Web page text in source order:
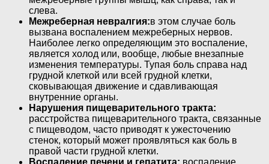
слева.
Межреберная невралгия:в этом случае боль
вызвана воспалением межреберных нервов.
Наиболее легко определяющим это воспаление,
является холод или, вообще, любые внезапные
изменения температуры. Тупая боль справа над
грудной клеткой или всей грудной клетки,
сковывающая движение и сдавливающая
внутренние органы.
Нарушения пищеварительного тракта:
расстройства пищеварительного тракта, связанные
с пищеводом, часто приводят к ужесточению
стенок, который может проявляться как боль в
правой части грудной клетки.